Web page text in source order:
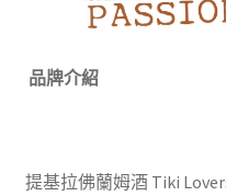
品牌介紹
提基拉佛蘭姆酒 Tiki